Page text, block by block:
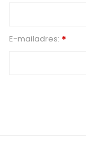
E-mailadres: *